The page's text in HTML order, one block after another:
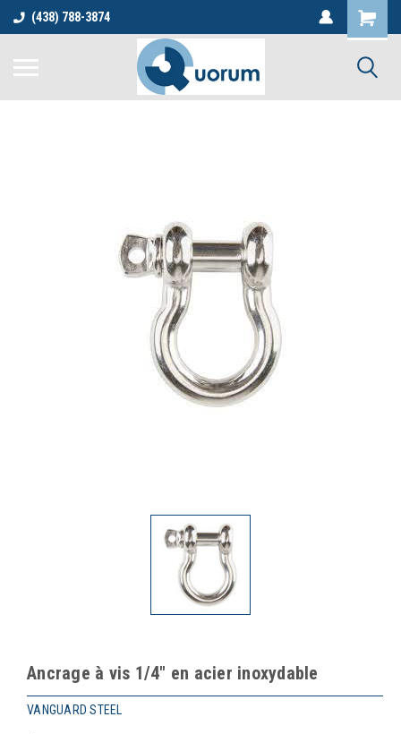
(438) 788-3874
Ancrage à vis 1/4" en acier inoxydable
VANGUARD STEEL